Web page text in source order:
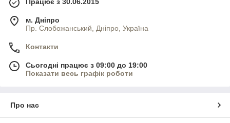
Працює з 30.06.2015
м. Дніпро
Пр. Слобожанський, Дніпро, Україна
Контакти
Сьогодні працює з 09:00 до 19:00
Показати весь графік роботи
Про нас